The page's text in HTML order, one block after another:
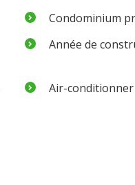
Condominium
Année de
Air-conditionner